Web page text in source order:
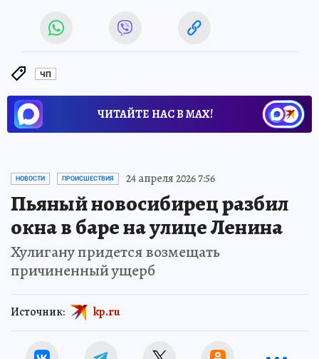
ЧП
ЧИТАЙТЕ НАС В МАХ!
НОВОСТИ ПРОИСШЕСТВИЯ 24 апреля 2026 7:56
Пьяный новосибирец разбил
окна в баре на улице Ленина
Хулигану придется возмещать
причиненный ущерб
Источник: kp.ru